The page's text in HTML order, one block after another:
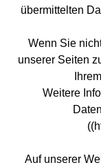
übermittelten
Wenn Sie
unserer Seiten
Weitere
Auf unserer